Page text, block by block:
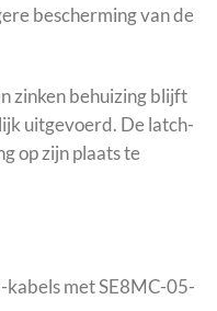
bescherming van de
zinken behuizing blijft
uitgevoerd. De latch-
op zijn plaats te
met SE8MC-05-